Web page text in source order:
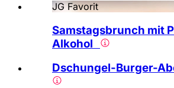
JG Favorit
Samstagsbrunch mit
Alkohol
Dschungel-Burger-